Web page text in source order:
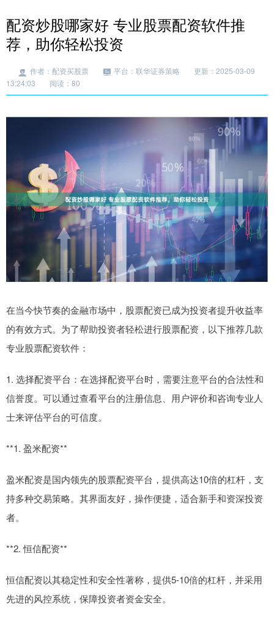
配资炒股哪家好 专业股票配资软件推
荐，助你轻松投资
作者：配资买股票 平台：联华证券策略
更新：2025-03-09
13:24:03
阅读：80
在当今快节奏的金融市场中，股票配资已成为投资者提升收益率
的有效方式。为了帮助投资者轻松进行股票配资，以下推荐几款
专业股票配资软件：
1. 选择配资平台：在选择配资平台时，需要注意平台的合法性和
信誉度。可以通过查看平台的注册信息、用户评价和咨询专业人
士来评估平台的可信度。
**1. 盈米配资**
盈米配资是国内领先的股票配资平台，提供高达10倍的杠杆，支
持多种交易策略。其界面友好，操作便捷，适合新手和资深投资
者。
**2. 恒信配资**
恒信配资以其稳定性和安全性著称，提供5-10倍的杠杆，并采用
先进的风控系统，保障投资者资金安全。